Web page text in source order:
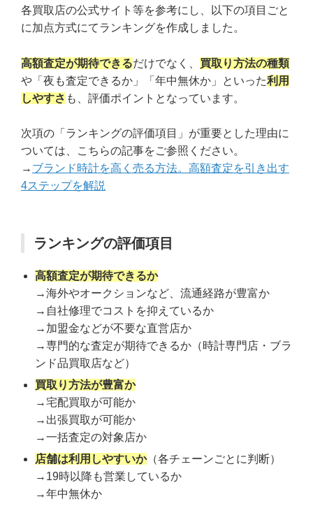
各買取店の公式サイト等を参考にし、以下の項目ごと
に加点方式にてランキングを作成しました。
高額査定が期待できるだけでなく、 買取り方法の種類
や「夜も査定できるか」「年中無休か」といった利用
しやすさ も、評価ポイントとなっています。
次項の「ランキングの評価項目」が重要とした理由に
ついては、こちらの記事をご参照ください。
→ ブランド時計を高く売る方法。高額査定を引き出す
4ステップを解説
ランキングの評価項目
高額査定が期待できるか
→海外やオークションなど、流通経路が豊富か
→自社修理でコストを抑えているか
→加盟金などが不要な直営店か
→専門的な査定が期待できるか（時計専門店・ブラ
ンド品買取店など）
買取り方法が豊富か
→宅配買取が可能か
→出張買取が可能か
→一括査定の対象店か
店舗は利用しやすいか（各チェーンごとに判断）
→19時以降も営業しているか
→年中無休か